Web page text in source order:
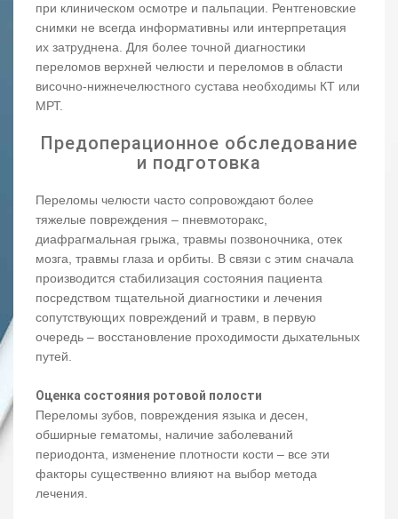
при клиническом осмотре и пальпации. Рентгеновские
снимки не всегда информативны или интерпретация
их затруднена. Для более точной диагностики
переломов верхней челюсти и переломов в области
височно-нижнечелюстного сустава необходимы КТ или
МРТ.
Предоперационное обследование
и подготовка
Переломы челюсти часто сопровождают более
тяжелые повреждения – пневмоторакс,
диафрагмальная грыжа, травмы позвоночника, отек
мозга, травмы глаза и орбиты. В связи с этим сначала
производится стабилизация состояния пациента
посредством тщательной диагностики и лечения
сопутствующих повреждений и травм, в первую
очередь – восстановление проходимости дыхательных
путей.
Оценка состояния ротовой полости
Переломы зубов, повреждения языка и десен,
обширные гематомы, наличие заболеваний
периодонта, изменение плотности кости – все эти
факторы существенно влияют на выбор метода
лечения.